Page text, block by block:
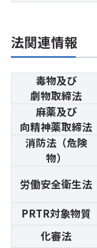
法関連情報
毒物及び
劇物取締法
麻薬及び
向精神薬取締法
消防法（危険
物）
労働安全衛生法
PRTR対象物質
化審法